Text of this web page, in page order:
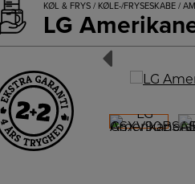
KØL & FRYS / KØLE-/FRYSESKABE /
LG